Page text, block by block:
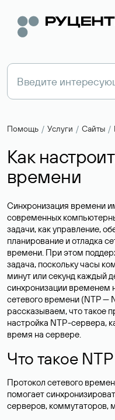
Помощь Услуги Сайты
Как
времени
Синхронизация времени
современных
задачи, как управление,
планирование и отладка
времени. При этом
задача, поскольку часы
минут или секунд каждый
синхронизации временем
сетевого времени (NTP —
рассказываем, что такое
настройка NTP-сервера,
время на сервере.
Что такое NTP
Протокол сетевого
помогает
серверов, коммутаторов,